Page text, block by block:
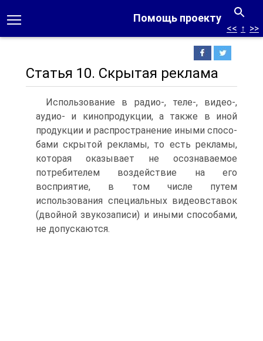
Помощь проекту
<< ↑ >>
Статья 10. Скрытая реклама
Использование в радио-, теле-, видео-,
аудио- и кинопродук­ции, а также в иной
продукции и распространение иными спосо­
бами скрытой рекламы, то есть рекламы,
которая оказывает не осознаваемое
потребителем воздействие на его
восприятие, в том числе путем
использования специальных видеовставок
(двойной звукозаписи) и иными способами,
не допускаются.